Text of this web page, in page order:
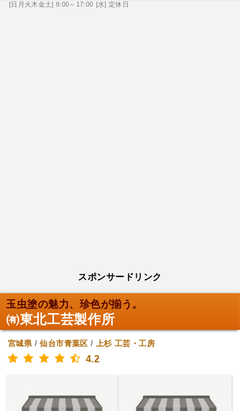
[日月火木金土] 9:00～17:00 [水] 定休日
スポンサードリンク
玉虫塗の魅力、珍色が揃う。
㈲東北工芸製作所
宮城県/仙台市青葉区 / 上杉 工芸・工房
4.2